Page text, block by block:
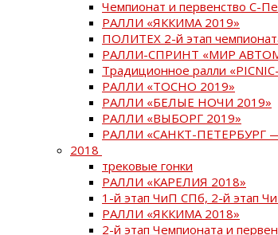
Чемпионат и первенство С-
РАЛЛИ «ЯККИМА 2019»
ПОЛИТЕХ 2-й этап
РАЛЛИ-СПРИНТ «МИР
Традиционное ралли
РАЛЛИ «ТОСНО 2019»
РАЛЛИ «БЕЛЫЕ НОЧИ 2019»
РАЛЛИ «ВЫБОРГ 2019»
РАЛЛИ «САНКТ-ПЕТЕРБУРГ
2018
трековые гонки
РАЛЛИ «КАРЕЛИЯ 2018»
1-й этап ЧиП СПб, 2-й этап
РАЛЛИ «ЯККИМА 2018»
2-й этап Чемпионата и